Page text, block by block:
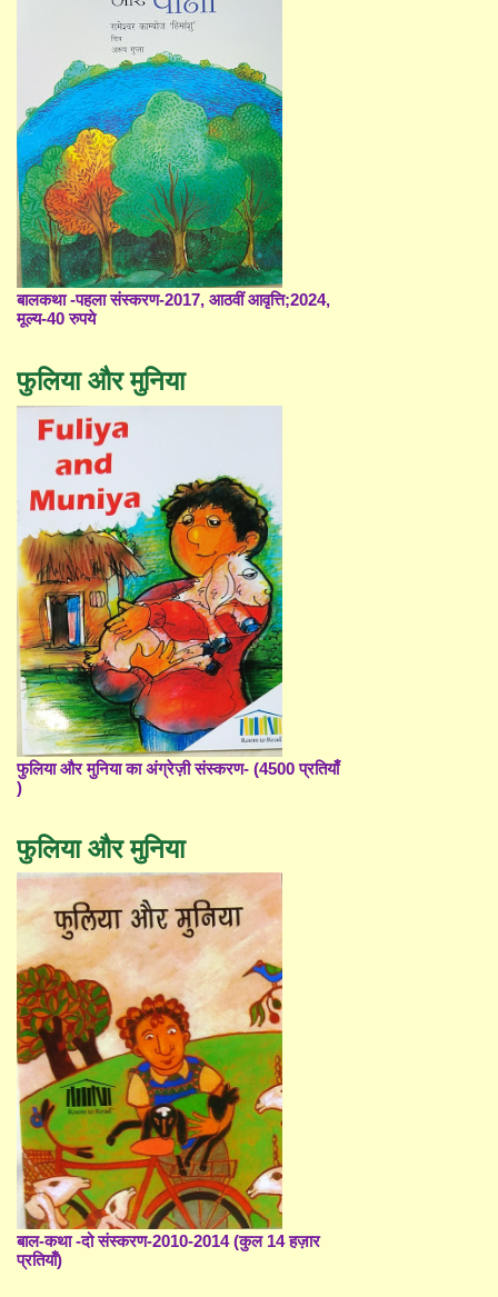
बालकथा -पहला संस्करण-2017, आठवीं आवृत्ति;2024,
मूल्य-40 रुपये
फुलिया और मुनिया
फुलिया और मुनिया का अंग्रेज़ी संस्करण- (4500 प्रतियाँ
)
फुलिया और मुनिया
बाल-कथा -दो संस्करण-2010-2014 (कुल 14 हज़ार
प्रतियाँ)